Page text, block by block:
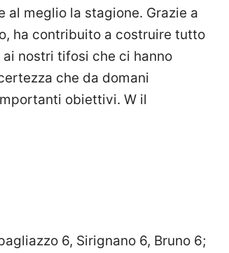
meglio la stagione. Grazie a
ha contribuito a costruire tutto
nostri tifosi che ci hanno
che da domani
obiettivi. W il
6, Sirignano 6, Bruno 6;